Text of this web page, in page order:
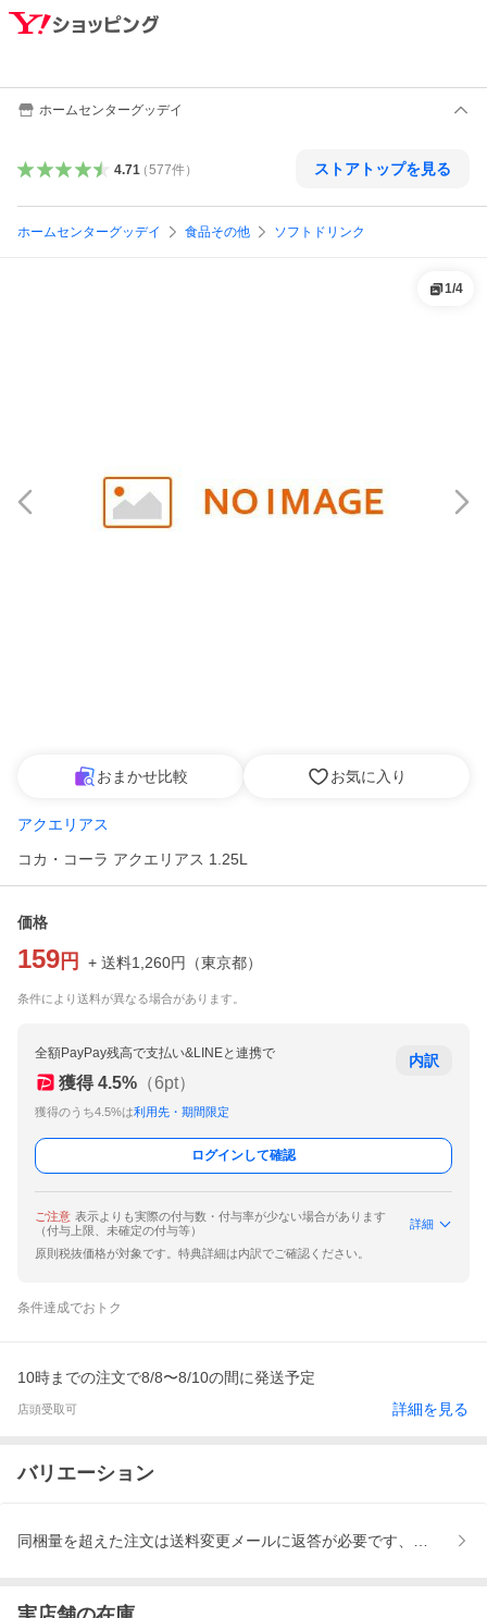
ホームセンターグッデイ
4.71（577件） ストアトップを見る
ホームセンターグッデイ 食品その他 ソフトドリンク
1/4
おまかせ比較 お気に入り
アクエリアス
コカ・コーラ アクエリアス 1.25L
価格
159 円 + 送料1,260円 （東京都）
条件により送料が異なる場合があります。
全額PayPay残高で支払い&LINEと連携で
獲得 4.5% （6pt）
獲得のうち4.5%は利用先・期間限定
内訳
ログインして確認
ご注意 表示よりも実際の付与数・付与率が少ない場合があります
（付与上限、未確定の付与等）
詳細
原則税抜価格が対象です。特典詳細は内訳でご確認ください。
条件達成でおトク
10時までの注文で8/8〜8/10の間に発送予定
店頭受取可 詳細を見る
バリエーション
同梱量を超えた注文は送料変更メールに返答が必要です、置き配